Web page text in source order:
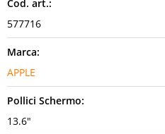
Cod. art.:
577716
Marca:
APPLE
Pollici Schermo:
13.6"